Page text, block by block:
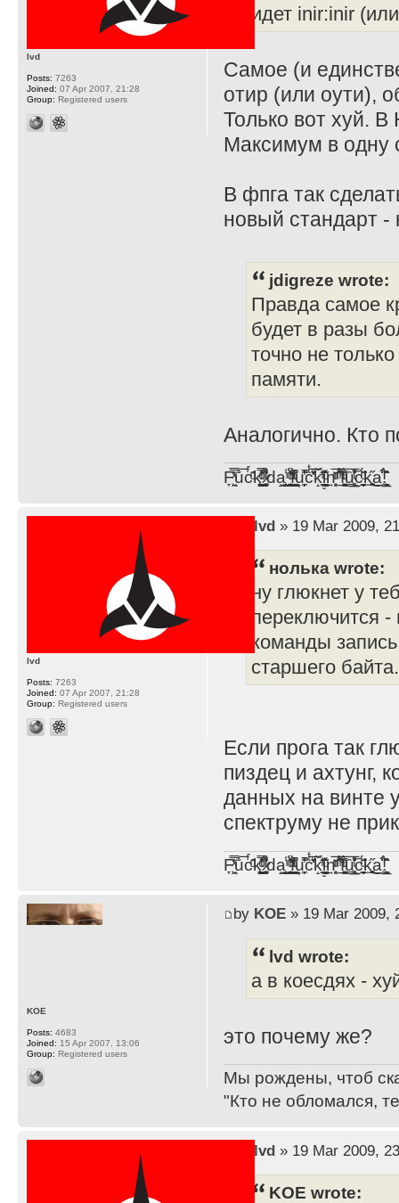
идет inir:inir
Самое (и
отир (или оути),
Только вот хуй.
Максимум в одну
В фпга так
новый стандарт -
jdigreze wrote:
Правда самое
будет в разы
точно не
памяти.
Аналогично. Кто
F̞͖̭̿̔ͯu̐̅cͬ̑ͩk̨̤̳͇̮̭̪̠̽̿̓̆ͭͩ ̷̩̰͎̩͓̘̾̀ͬ̊ͭ͛ͅda̝̺͙̬͎̝̾͟ ̰̜̝̯͉̯̖̓̎́ͨ̽ͫ͟f̟͇̭̀ͬͨͭ̐̚u̹̼̹̗̞͑̔͂͐̚cͭ̅̊̆̒̆ǩ̝̩̯́ͥ̔̍̑ḭ͓͍̳̬ͦ̽͂n͍͎͈̈̅ͩͬ ̊ͫ̂̾̑̈́f̲͚͉͓͗̋́ͧͦ̅ȗ͇̲̻͈̲̅̎͗͒ͭ͡c̬̟̠̹̯̈́ͩ͘ͅk̫̠̻̋͜a̲͒̾̇!͙͕̺͉̗̩̲̂̏̄̀
lvd
Posts: 7263
Joined: 07 Apr 2007, 21:28
Group: Registered users
lvd» 19 Mar 2009,
нолька wrote:
ну глюкнет у
переключится
команды
старшего байта.
Если прога так
пиздец и ахтунг,
данных на винте
спектруму не
F̞͖̭̿̔ͯu̐̅cͬ̑ͩk̨̤̳͇̮̭̪̠̽̿̓̆ͭͩ ̷̩̰͎̩͓̘̾̀ͬ̊ͭ͛ͅda̝̺͙̬͎̝̾͟ ̰̜̝̯͉̯̖̓̎́ͨ̽ͫ͟f̟͇̭̀ͬͨͭ̐̚u̹̼̹̗̞͑̔͂͐̚cͭ̅̊̆̒̆ǩ̝̩̯́ͥ̔̍̑ḭ͓͍̳̬ͦ̽͂n͍͎͈̈̅ͩͬ ̊ͫ̂̾̑̈́f̲͚͉͓͗̋́ͧͦ̅ȗ͇̲̻͈̲̅̎͗͒ͭ͡c̬̟̠̹̯̈́ͩ͘ͅk̫̠̻̋͜a̲͒̾̇!͙͕̺͉̗̩̲̂̏̄̀
lvd
Posts: 7263
Joined: 07 Apr 2007, 21:28
Group: Registered users
by KOE» 19 Mar 2009,
lvd wrote:
а в коесдях -
это почему же?
Мы рождены, чтоб
"Кто не обломался,
KOE
Posts: 4683
Joined: 15 Apr 2007, 13:06
Group: Registered users
lvd» 19 Mar 2009,
KOE wrote: